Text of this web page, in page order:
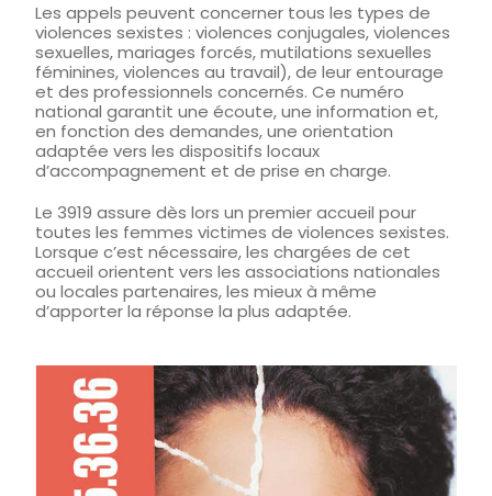
Les appels peuvent concerner tous les types de
violences sexistes : violences conjugales, violences
sexuelles, mariages forcés, mutilations sexuelles
féminines, violences au travail), de leur entourage
et des professionnels concernés. Ce numéro
national garantit une écoute, une information et,
en fonction des demandes, une orientation
adaptée vers les dispositifs locaux
d’accompagnement et de prise en charge.
Le 3919 assure dès lors un premier accueil pour
toutes les femmes victimes de violences sexistes.
Lorsque c’est nécessaire, les chargées de cet
accueil orientent vers les associations nationales
ou locales partenaires, les mieux à même
d’apporter la réponse la plus adaptée.